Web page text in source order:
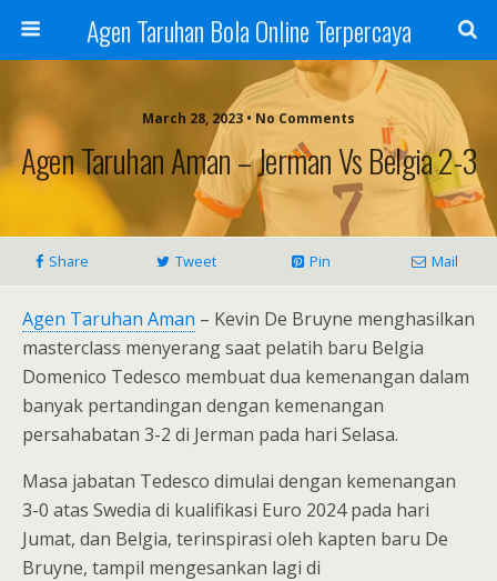
Agen Taruhan Bola Online Terpercaya
March 28, 2023 • No Comments
Agen Taruhan Aman – Jerman Vs Belgia 2-3
Share Tweet Pin Mail
Agen Taruhan Aman – Kevin De Bruyne menghasilkan
masterclass menyerang saat pelatih baru Belgia
Domenico Tedesco membuat dua kemenangan dalam
banyak pertandingan dengan kemenangan
persahabatan 3-2 di Jerman pada hari Selasa.
Masa jabatan Tedesco dimulai dengan kemenangan
3-0 atas Swedia di kualifikasi Euro 2024 pada hari
Jumat, dan Belgia, terinspirasi oleh kapten baru De
Bruyne, tampil mengesankan lagi di